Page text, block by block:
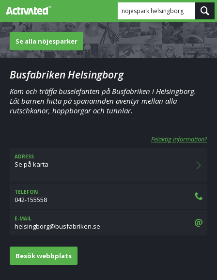
nöjespark helsingborg
Se alla nöjesparker
Busfabriken Helsingborg
Kom och träffa buselefanten på Busfabriken i Helsingborg.
Låt barnen hitta på spänannden äventyr mellan alla
rutschkanor, hoppborgar och tunnlar.
Felaktig information?
ADRESS
Se på karta
TELEFON
042-155558
E-MAIL
es.nekirbafsub@grobgnisleh
Besök webbplats